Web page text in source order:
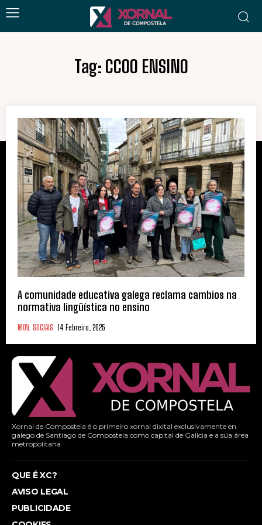
Tag: CCOO ENSINO
A comunidade educativa galega reclama cambios na
normativa lingüística no ensino
MOV. SOCIAIS 14 Febreiro, 2025
Xornal de Compostela é o primeiro xornal dixital exclusivamente en
galego de Santiago de Compostela como capital de Galicia e a súa área
metropolitana
QUE É XC?
AVISO LEGAL
PUBLICIDADE